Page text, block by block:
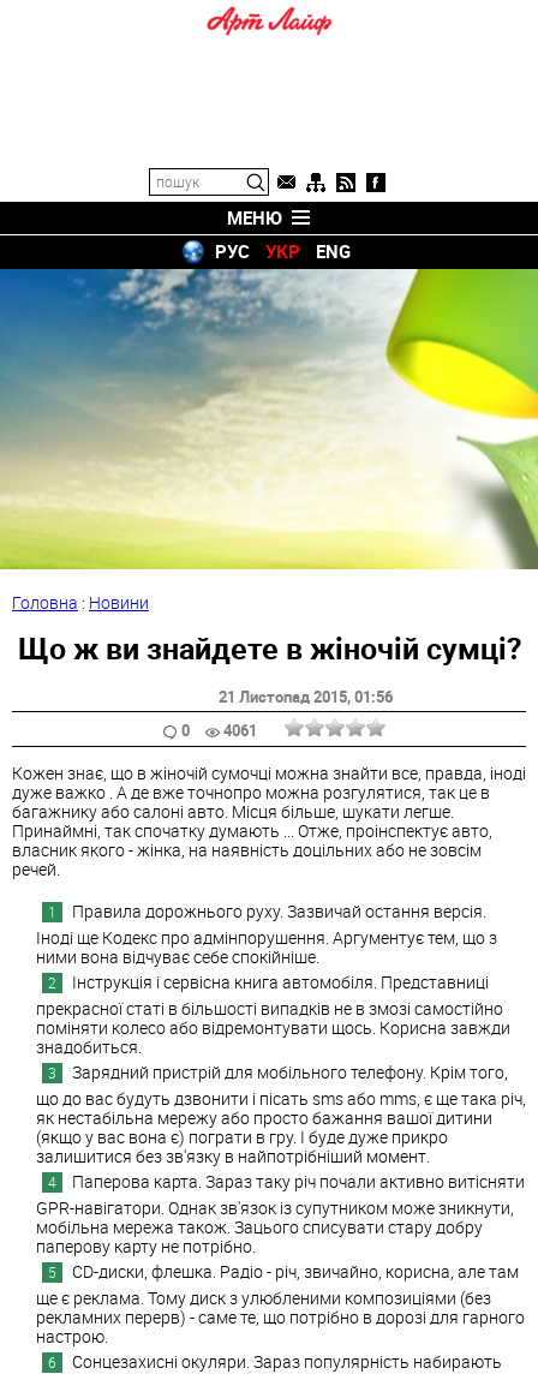
МЕНЮ
РУС
УКР ENG
Головна : Новини
Що ж ви знайдете в жіночій сумці?
21 Листопад 2015, 01:56
0
4061
Кожен знає, що в жіночій сумочці можна знайти все, правда, іноді
дуже важко . А де вже точнопро можна розгулятися, так це в
багажнику або салоні авто. Місця більше, шукати легше.
Принаймні, так спочатку думають ... Отже, проінспектує авто,
власник якого - жінка, на наявність доцільних або не зовсім
речей.
Правила дорожнього руху. Зазвичай остання версія.
Іноді ще Кодекс про адмінпорушення. Аргументує тем, що з
ними вона відчуває себе спокійніше.
Інструкція і сервісна книга автомобіля. Представниці
прекрасної статі в більшості випадків не в змозі самостійно
поміняти колесо або відремонтувати щось. Корисна завжди
знадобиться.
Зарядний пристрій для мобільного телефону. Крім того,
що до вас будуть дзвонити і пісать sms або mms, є ще така річ,
як нестабільна мережу або просто бажання вашої дитини
(якщо у вас вона є) пограти в гру. І буде дуже прикро
залишитися без зв'язку в найпотрібніший момент.
Паперова карта. Зараз таку річ почали активно витісняти
GPR-навігатори. Однак зв'язок із супутником може зникнути,
мобільна мережа також. Зацього списувати стару добру
паперову карту не потрібно.
CD-диски, флешка. Радіо - річ, звичайно, корисна, але там
ще є реклама. Тому диск з улюбленими композиціями (без
рекламних перерв) - саме те, що потрібно в дорозі для гарного
настрою.
Сонцезахисні окуляри. Зараз популярність набирають